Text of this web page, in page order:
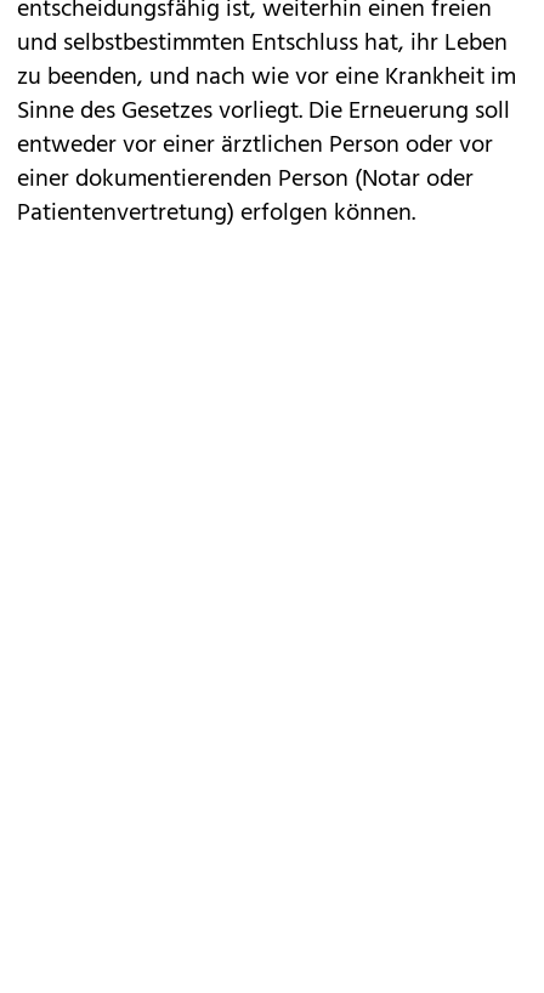
entscheidungsfähig ist, weiterhin einen freien
und selbstbestimmten Entschluss hat, ihr Leben
zu beenden, und nach wie vor eine Krankheit im
Sinne des Gesetzes vorliegt. Die Erneuerung soll
entweder vor einer ärztlichen Person oder vor
einer dokumentierenden Person (Notar oder
Patientenvertretung) erfolgen können.